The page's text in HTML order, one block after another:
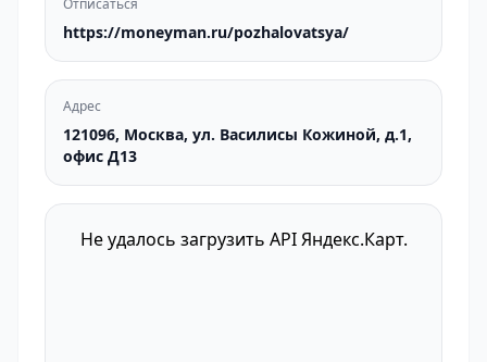
Отписаться
https://moneyman.ru/pozhalovatsya/
Адрес
121096, Москва, ул. Василисы Кожиной, д.1,
офис Д13
Не удалось загрузить API Яндекс.Карт.